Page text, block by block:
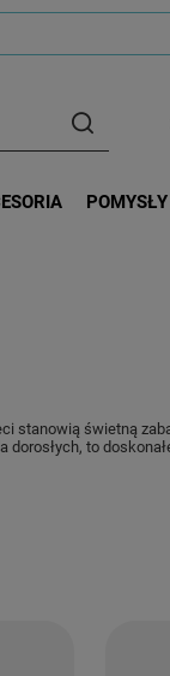
stanowią świetną
to